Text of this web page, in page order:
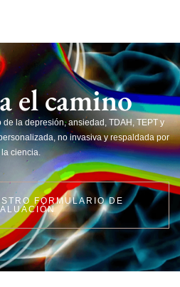
el camino
la depresión, ansiedad, TDAH, TEPT y
no invasiva y respaldada por
la ciencia.
FORMULARIO DE